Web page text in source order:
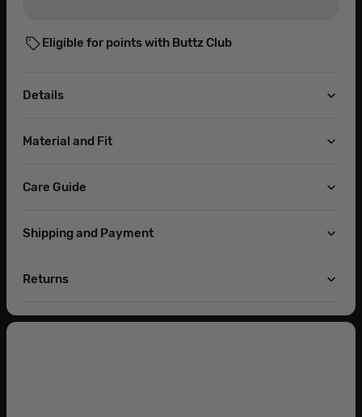
Details
Material and Fit
Care Guide
Shipping and Payment
Returns
Eligible for points with Buttz Club